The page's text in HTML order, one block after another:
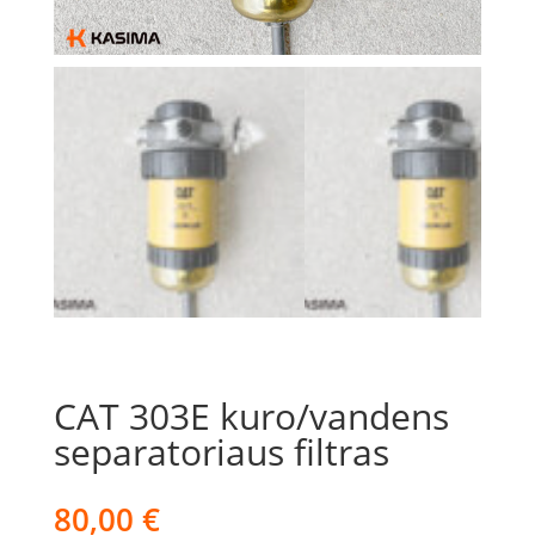
CAT 303E kuro/vandens
separatoriaus filtras
80,00 €